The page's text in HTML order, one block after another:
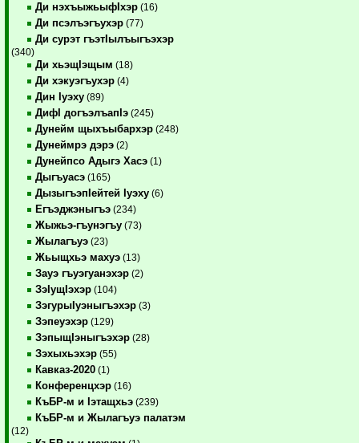
Ди нэхъыжьыфIхэр (16)
Ди псэлъэгъухэр (77)
Ди сурэт гъэтIылъыгъэхэр
(340)
Ди хьэщIэщым (18)
Ди хэкуэгъухэр (4)
Дин Iуэху (89)
ДифI догъэлъапIэ (245)
Дунейм щыхъыбархэр (248)
Дунеймрэ дэрэ (2)
Дунейпсо Адыгэ Хасэ (1)
Дыгъуасэ (165)
ДызыгъэпIейтей Iуэху (6)
Егъэджэныгъэ (234)
Жыжьэ-гъунэгъу (73)
Жылагъуэ (23)
Жьыщхьэ махуэ (13)
Зауэ гъуэгуанэхэр (2)
ЗэIущIэхэр (104)
ЗэгурыIуэныгъэхэр (3)
Зэпеуэхэр (129)
ЗэпыщIэныгъэхэр (28)
Зэхыхьэхэр (55)
Кавказ-2020 (1)
Конференцхэр (16)
КъБР-м и Iэтащхьэ (239)
КъБР-м и Жылагъуэ палатэм
(12)